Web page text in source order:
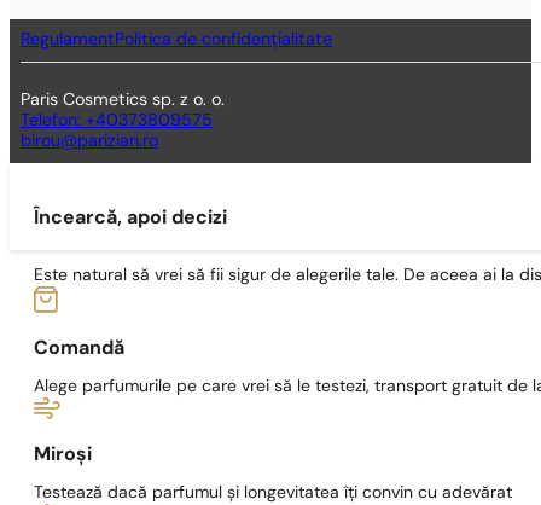
Regulament Politica de confidențialitate
Paris Cosmetics sp. z o. o.
Telefon: +40373809575
birou@parizian.ro
Încearcă, apoi decizi
Este natural să vrei să fii sigur de alegerile tale. De aceea ai la
Comandă
Alege parfumurile pe care vrei să le testezi, transport gratuit de
Miroși
Testează dacă parfumul și longevitatea îți convin cu adevărat